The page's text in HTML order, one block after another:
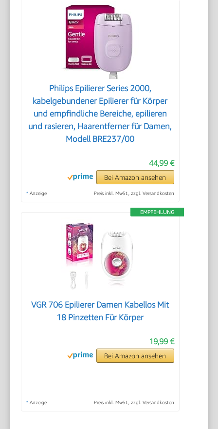
Philips Epilierer Series 2000,
kabelgebundener Epilierer für Körper
und empfindliche Bereiche, epilieren
und rasieren, Haarentferner für Damen,
Modell BRE237/00
44,99 €
Bei Amazon ansehen
* Anzeige Preis inkl. MwSt., zzgl. Versandkosten
EMPFEHLUNG
VGR 706 Epilierer Damen Kabellos Mit
18 Pinzetten Für Körper
19,99 €
Bei Amazon ansehen
* Anzeige Preis inkl. MwSt., zzgl. Versandkosten